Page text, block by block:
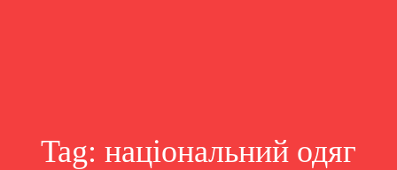
Tag: національний одяг